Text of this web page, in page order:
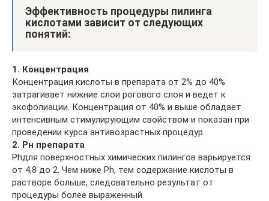
Эффективность процедуры пилинга
кислотами зависит от следующих
понятий:
1. Концентрация
Концентрация кислоты в препарата от 2% до 40%
затрагивает нижние слои рогового слоя и ведет к
эксфолиации. Концентрация от 40% и выше обладает
интенсивным стимулирующим свойством и показан при
проведении курса антивозрастных процедур.
2. Рн препарата
Phдля поверхностных химических пилингов варьируется
от 4,8 до 2. Чем ниже Ph, тем содержание кислоты в
растворе больше, следовательно результат от
процедуры более выраженный